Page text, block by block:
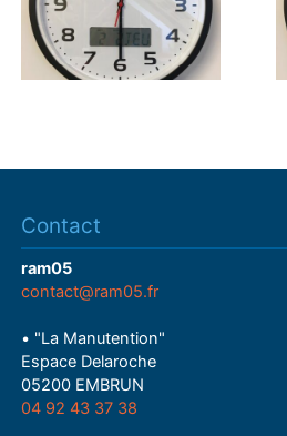
Contact
ram05
contact@ram05.fr
• "La Manutention"
Espace Delaroche
05200 EMBRUN
04 92 43 37 38